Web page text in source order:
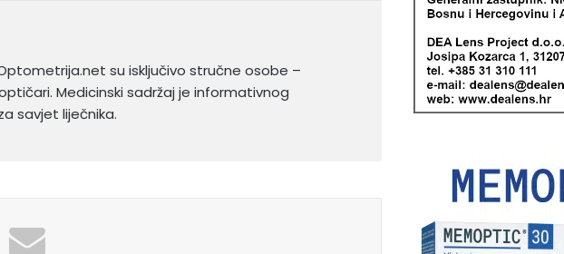
su isključivo stručne osobe –
Medicinski sadržaj je informativnog
savjet liječnika.